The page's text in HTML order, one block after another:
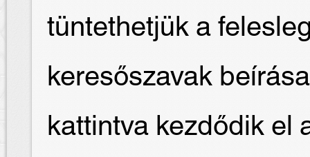
tüntethetjük a
keresőszavak
kattintva kezdődik el